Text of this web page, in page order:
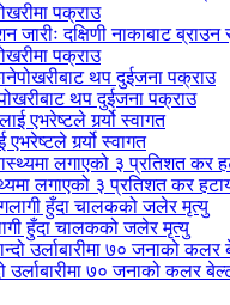
जारीः दक्षिणी नाकाबाट
पक्राउ
थप दुईजना पक्राउ
एभरेष्टले गर्र्यो स्वागत
लगाएको ३ प्रतिशत कर
हुँदा चालकको जलेर मृत्यु
उर्लाबारीमा ७० जनाको कलर